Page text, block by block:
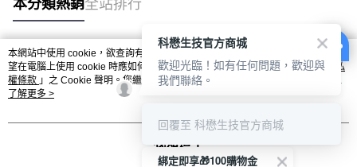
本分類熱銷全站排行
熱門標籤
本網站中使用 cookie，欲查詢有關本網站使用 cookie 方式之詳情，及若您不希
望在電腦上使用 cookie 時應如何變更電腦的 cookie 設定，請參閱本網站「
隱私
權條款 」之 Cookie 聲明。您繼續使用本網站即表示您同意本公司得按本網站使
用條款之 Cookie 聲明使用 cookie。
了解更多 >
我知道了
綁定即享🎁100購物金
科懋生技官方商城
歡迎光臨！如有任何問題，歡迎與
我們聯絡。
回覆至 科懋生技官方商城